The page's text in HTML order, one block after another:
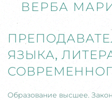
ВЕРБА
ЯЗЫКА,
Образование высшее.